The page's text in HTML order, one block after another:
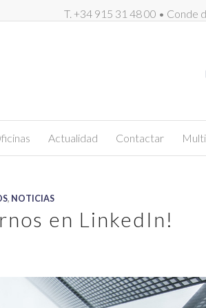
T. +34 915 31 48 00 • Conde
Actualidad Contactar
, NOTICIAS
en LinkedIn!